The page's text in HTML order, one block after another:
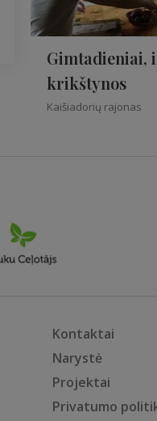
Gimtadieniai,
krikštynos
Kaišiadorių rajonas
Kontaktai
Narystė
Projektai
Privatumo